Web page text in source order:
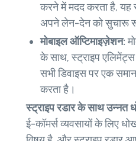
करने में मदद करता है, यह
अपने लेन-देन को सुचारू
मोबाइल ऑप्टिमाइज़ेशन:
के साथ, स्ट्राइप एलिमेंट्स
सभी डिवाइस पर एक
करता है।
स्ट्राइप रडार के साथ उन्नत
ई-कॉमर्स व्यवसायों के लिए